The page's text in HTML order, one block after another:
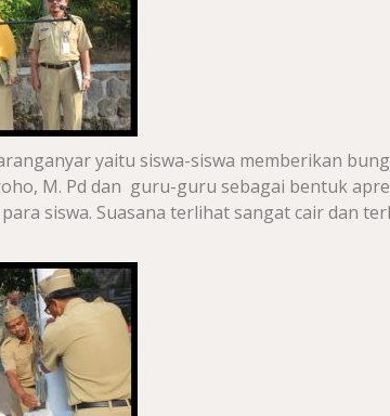
yaitu siswa-siswa memberikan
M. Pd dan guru-guru sebagai bentuk
siswa. Suasana terlihat sangat cair dan